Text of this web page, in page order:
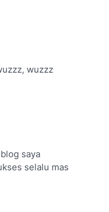
wuzzz
saya
selalu mas